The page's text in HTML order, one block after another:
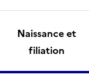
Naissance et
filiation